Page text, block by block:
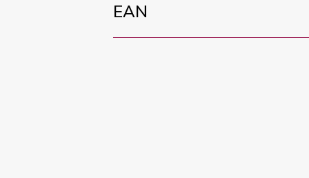
EAN